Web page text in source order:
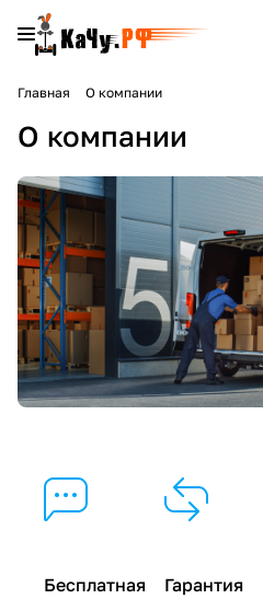
Главная О компании
О компании
Бесплатная
Гарантия